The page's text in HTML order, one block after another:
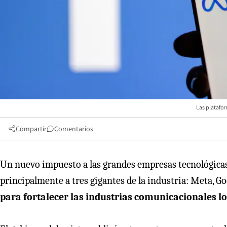
Las
Compartir Comentarios
Un nuevo impuesto a las grandes empresas
principalmente a tres gigantes de la industria: Meta,
para fortalecer las industrias comunicacionales